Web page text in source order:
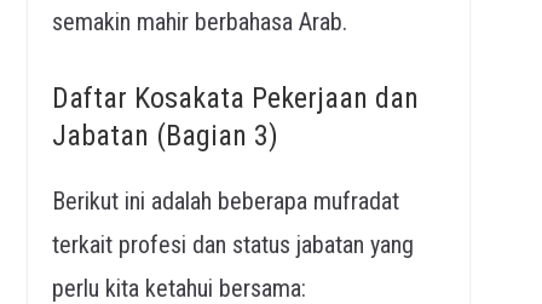
semakin mahir berbahasa Arab.
Daftar Kosakata Pekerjaan dan
Jabatan (Bagian 3)
Berikut ini adalah beberapa mufradat
terkait profesi dan status jabatan yang
perlu kita ketahui bersama: